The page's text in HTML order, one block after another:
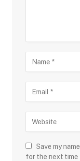
Save my
for the next time